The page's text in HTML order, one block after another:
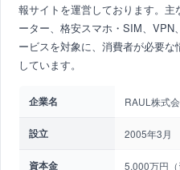
報サイトを運営しております。
ーター、格安スマホ・SIM、
ービスを対象に、消費者が必要
しています。
企業名 RAUL株式
設立 2005年3月
資本金 5,000万円（